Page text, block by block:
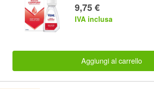
9,75 €
IVA inclusa
Aggiungi al carrello